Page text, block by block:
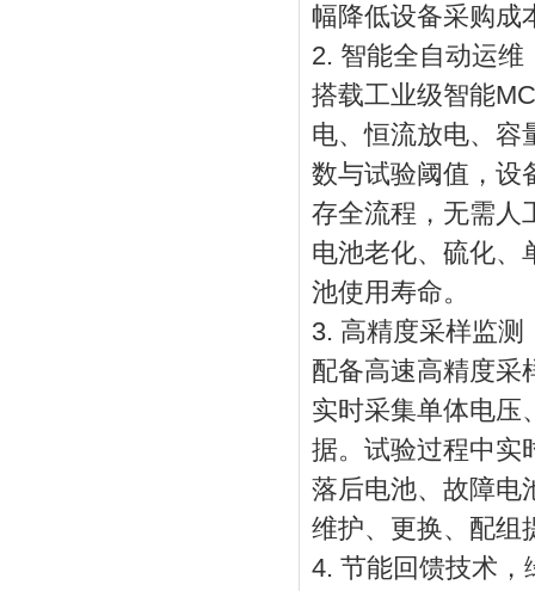
幅降低设备采购成
2. 智能全自动运维
搭载工业级智能
电、恒流放电、容
数与试验阈值，设
存全流程，无需人
电池老化、硫化、
池使用寿命。
3. 高精度采样监
配备高速高精度采
实时采集单体电压
据。试验过程中实
落后电池、故障电
维护、更换、配组
4. 节能回馈技术，